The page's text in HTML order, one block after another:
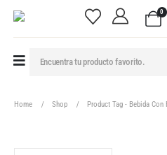
0
Home Shop Product Tag - Bebida